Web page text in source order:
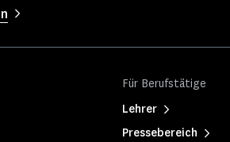
Für Berufstätige
Lehrer
Pressebereich